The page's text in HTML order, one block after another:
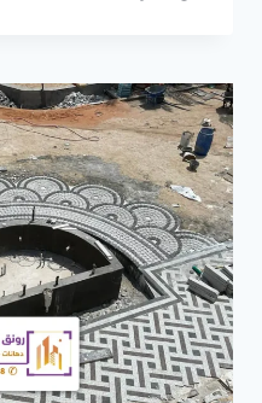
تركيب
احترافي
وخيارات
خشب
ومشمع
بأسعار
منافسة